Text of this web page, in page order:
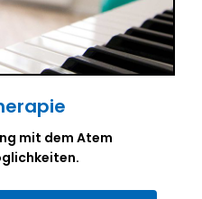
mit dem Atem